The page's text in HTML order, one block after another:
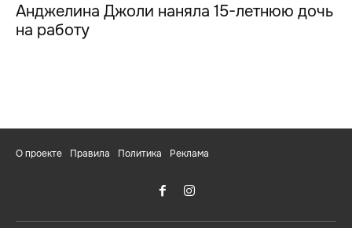
Анджелина Джоли наняла 15-летнюю дочь
на работу
О проекте Правила Политика Реклама